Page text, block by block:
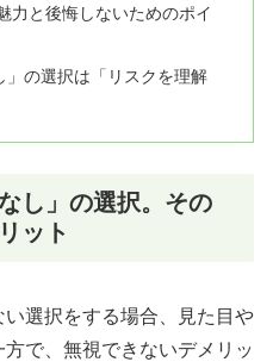
力と後悔しないためのポイ
」の選択は「リスクを理解
し」の選択。その
ット
選択をする場合、見た目や
で、無視できないデメリッ